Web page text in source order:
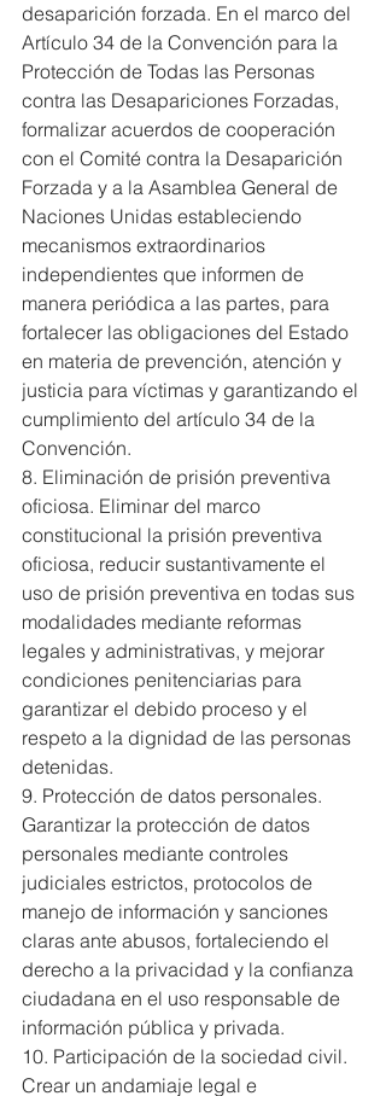
desaparición forzada. En el marco del
Artículo 34 de la Convención para la
Protección de Todas las Personas
contra las Desapariciones Forzadas,
formalizar acuerdos de cooperación
con el Comité contra la Desaparición
Forzada y a la Asamblea General de
Naciones Unidas estableciendo
mecanismos extraordinarios
independientes que informen de
manera periódica a las partes, para
fortalecer las obligaciones del Estado
en materia de prevención, atención y
justicia para víctimas y garantizando el
cumplimiento del artículo 34 de la
Convención.
8. Eliminación de prisión preventiva
oficiosa. Eliminar del marco
constitucional la prisión preventiva
oficiosa, reducir sustantivamente el
uso de prisión preventiva en todas sus
modalidades mediante reformas
legales y administrativas, y mejorar
condiciones penitenciarias para
garantizar el debido proceso y el
respeto a la dignidad de las personas
detenidas.
9. Protección de datos personales.
Garantizar la protección de datos
personales mediante controles
judiciales estrictos, protocolos de
manejo de información y sanciones
claras ante abusos, fortaleciendo el
derecho a la privacidad y la confianza
ciudadana en el uso responsable de
información pública y privada.
10. Participación de la sociedad civil.
Crear un andamiaje legal e